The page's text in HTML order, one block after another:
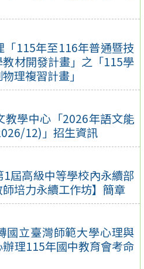
115年至116年普通暨技
材開發計畫」之「115學
理複習計畫」
教學中心「2026年語文能
12)」招生資訊
屆高級中等學校內永續部
培力永續工作坊】簡章
國立臺灣師範大學心理與
理115年國中教育會考命